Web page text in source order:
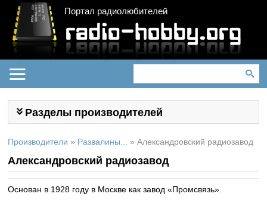
Портал радиолюбителей
Разделы производителей
Производители » Развалины... » Александровский радиозавод
Александровский радиозавод
Основан в 1928 году в Москве как завод «Промсвязь».